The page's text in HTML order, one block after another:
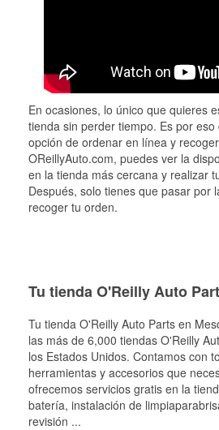
En ocasiones, lo único que quieres
tienda sin perder tiempo. Es por
opción de ordenar en línea y
OReillyAuto.com, puedes ver la
en la tienda más cercana y realizar
Después, solo tienes que pasar por
recoger tu orden.
Tu tienda O'Reilly Auto
Tu tienda O'Reilly Auto Parts en
las más de 6,000 tiendas O'Reilly
los Estados Unidos. Contamos con
herramientas y accesorios que
ofrecemos servicios gratis en la
batería, instalación de
revisión ...